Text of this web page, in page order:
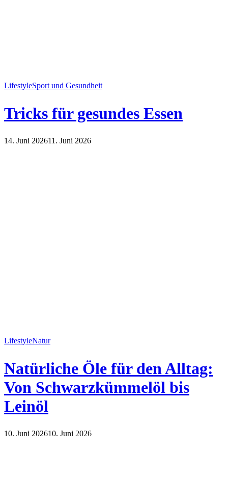
LifestyleSport und Gesundheit
Tricks für gesundes Essen
14. Juni 202611. Juni 2026
LifestyleNatur
Natürliche Öle für den Alltag:
Von Schwarzkümmelöl bis
Leinöl
10. Juni 202610. Juni 2026